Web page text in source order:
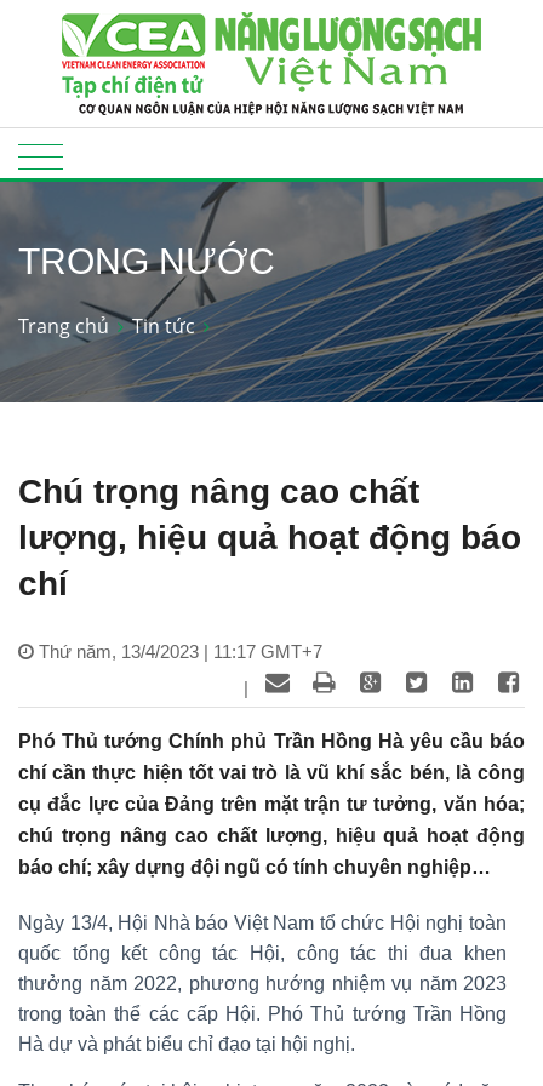
TRONG NƯỚC
Trang chủ Tin tức
Chú trọng nâng cao chất
lượng, hiệu quả hoạt động báo
chí
Thứ năm, 13/4/2023 | 11:17 GMT+7
|
Phó Thủ tướng Chính phủ Trần Hồng Hà yêu cầu báo
chí cần thực hiện tốt vai trò là vũ khí sắc bén, là công
cụ đắc lực của Đảng trên mặt trận tư tưởng, văn hóa;
chú trọng nâng cao chất lượng, hiệu quả hoạt động
báo chí; xây dựng đội ngũ có tính chuyên nghiệp…
Ngày 13/4, Hội Nhà báo Việt Nam tổ chức Hội nghị toàn
quốc tổng kết công tác Hội, công tác thi đua khen
thưởng năm 2022, phương hướng nhiệm vụ năm 2023
trong toàn thể các cấp Hội. Phó Thủ tướng Trần Hồng
Hà dự và phát biểu chỉ đạo tại hội nghị.